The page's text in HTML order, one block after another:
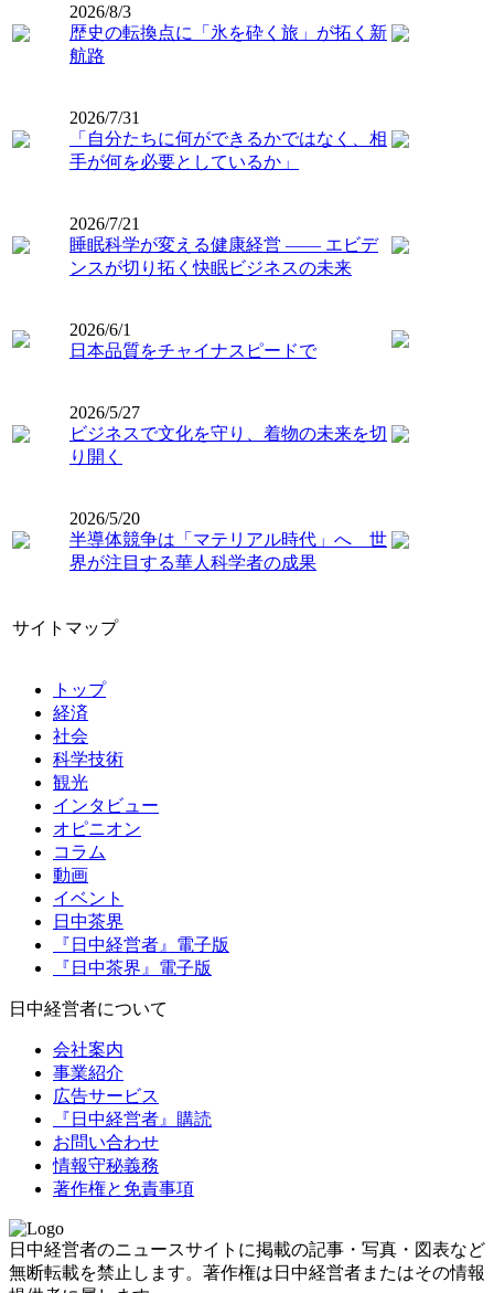
2026/8/3
歴史の転換点に「氷を砕く旅」が拓く新
航路
2026/7/31
「自分たちに何ができるかではなく、相
手が何を必要としているか」
2026/7/21
睡眠科学が変える健康経営 ―― エビデ
ンスが切り拓く快眠ビジネスの未来
2026/6/1
日本品質をチャイナスピードで
2026/5/27
ビジネスで文化を守り、着物の未来を切
り開く
2026/5/20
半導体競争は「マテリアル時代」へ 世
界が注目する華人科学者の成果
サイトマップ
トップ
経済
社会
科学技術
観光
インタビュー
オピニオン
コラム
動画
イベント
日中茶界
『日中経営者』電子版
『日中茶界』電子版
日中経営者について
会社案内
事業紹介
広告サービス
『日中経営者』購読
お問い合わせ
情報守秘義務
著作権と免責事項
日中経営者のニュースサイトに掲載の記事・写真・図表など
無断転載を禁止します。著作権は日中経営者またはその情報